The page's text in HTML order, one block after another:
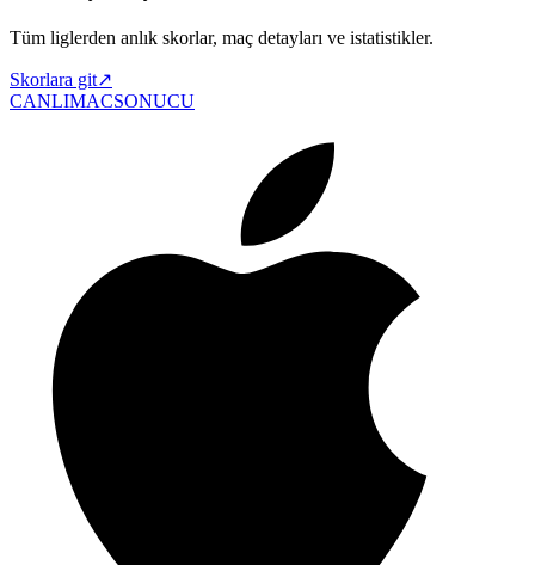
Tüm liglerden anlık skorlar, maç detayları ve istatistikler.
Skorlara git↗
CANLIMACSONUCU